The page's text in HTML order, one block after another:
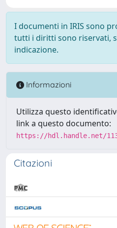
I documenti in IRIS sono
tutti i diritti sono riservati,
indicazione.
Informazioni
Utilizza questo
link a questo documento:
https://hdl.handle.net/
Citazioni